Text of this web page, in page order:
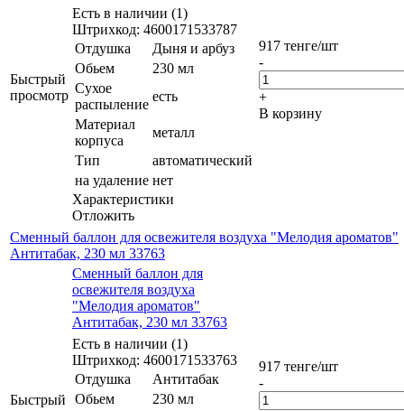
Быстрый
просмотр
Есть в наличии (1)
Штрихкод: 4600171533787
Отдушка
Дыня и арбуз
Обьем
230 мл
Сухое
распыление
есть
Материал
корпуса
металл
Тип
автоматический
на удаление нет
Характеристики
Отложить
917 тенге/шт
-
+
В корзину
Сменный баллон для освежителя воздуха "Мелодия ароматов"
Антитабак, 230 мл 33763
Быстрый
Сменный баллон для
освежителя воздуха
"Мелодия ароматов"
Антитабак, 230 мл 33763
Есть в наличии (1)
Штрихкод: 4600171533763
Отдушка
Антитабак
Обьем
230 мл
917 тенге/шт
-